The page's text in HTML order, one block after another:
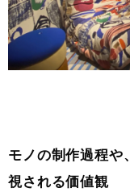
モノの制作過程や
視される価値観